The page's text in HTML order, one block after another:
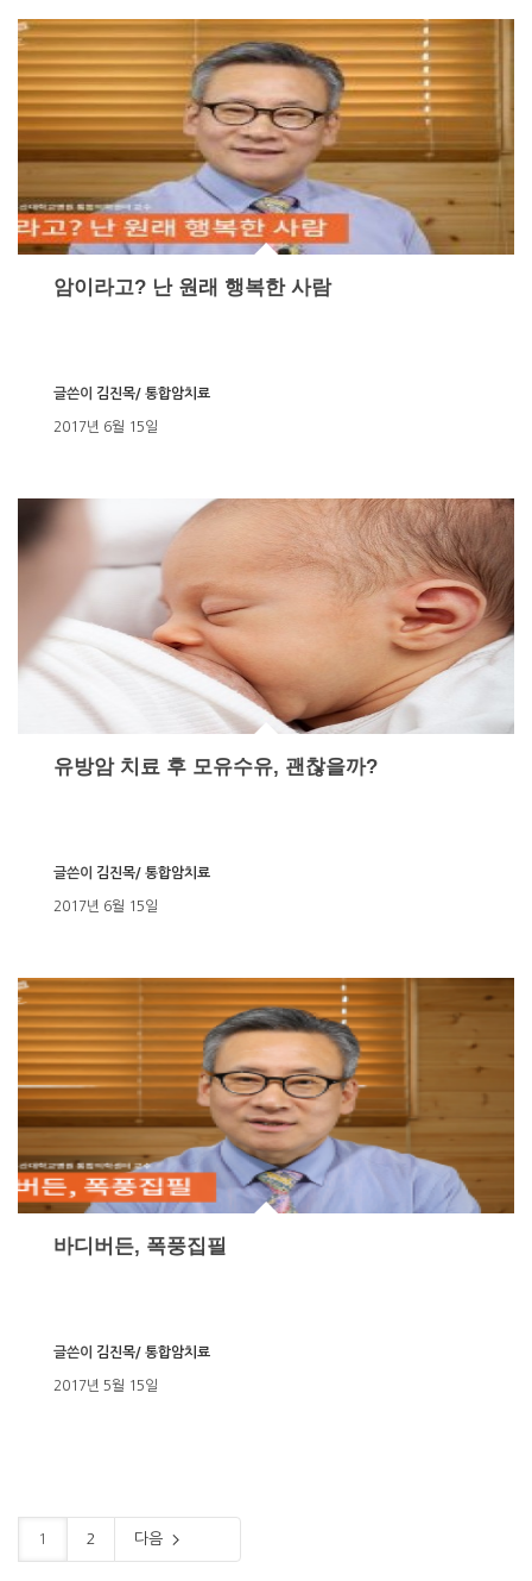
암이라고? 난 원래 행복한 사람
2017년 6월 15일
글쓴이 김진목/ 통합암치료
유방암 치료 후 모유수유, 괜찮을까?
2017년 6월 15일
글쓴이 김진목/ 통합암치료
바디버든, 폭풍집필
2017년 5월 15일
글쓴이 김진목/ 통합암치료
1 2 다음